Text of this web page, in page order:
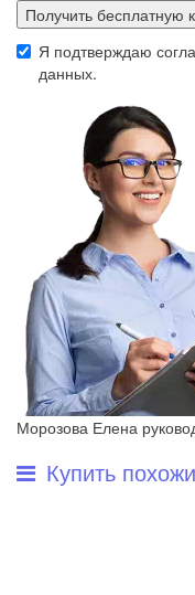
Получить бесплатную
Я подтверждаю
данных.
Морозова Елена
Купить